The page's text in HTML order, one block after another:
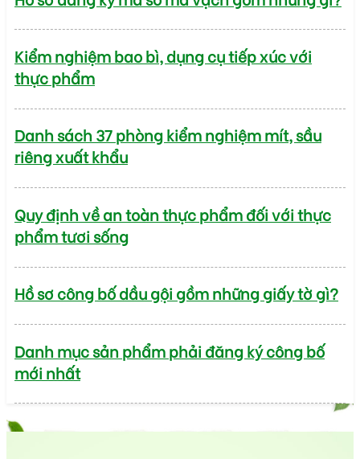
Kiểm nghiệm bao bì, dụng cụ tiếp xúc với
thực phẩm
Danh sách 37 phòng kiểm nghiệm mít, sầu
riêng xuất khẩu
Quy định về an toàn thực phẩm đối với thực
phẩm tươi sống
Hồ sơ công bố dầu gội gồm những giấy tờ gì?
Danh mục sản phẩm phải đăng ký công bố
mới nhất